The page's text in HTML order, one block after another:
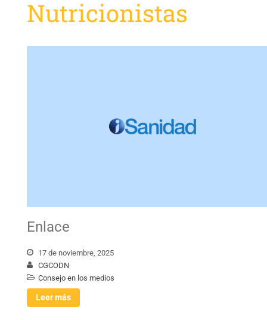
Nutricionistas
Enlace
17 de noviembre, 2025
CGCODN
Consejo en los medios
Leer más